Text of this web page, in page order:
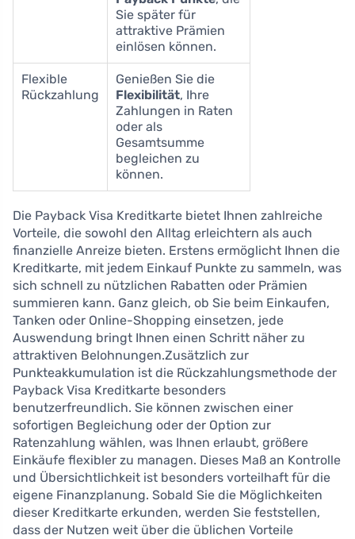
Sie später für
attraktive Prämien
einlösen können.
Flexible
Rückzahlung
Genießen Sie die
Flexibilität, Ihre
Zahlungen in Raten
oder als
Gesamtsumme
begleichen zu
können.
Die Payback Visa Kreditkarte bietet Ihnen zahlreiche
Vorteile, die sowohl den Alltag erleichtern als auch
finanzielle Anreize bieten. Erstens ermöglicht Ihnen die
Kreditkarte, mit jedem Einkauf Punkte zu sammeln, was
sich schnell zu nützlichen Rabatten oder Prämien
summieren kann. Ganz gleich, ob Sie beim Einkaufen,
Tanken oder Online-Shopping einsetzen, jede
Auswendung bringt Ihnen einen Schritt näher zu
attraktiven Belohnungen.Zusätzlich zur
Punkteakkumulation ist die Rückzahlungsmethode der
Payback Visa Kreditkarte besonders
benutzerfreundlich. Sie können zwischen einer
sofortigen Begleichung oder der Option zur
Ratenzahlung wählen, was Ihnen erlaubt, größere
Einkäufe flexibler zu managen. Dieses Maß an Kontrolle
und Übersichtlichkeit ist besonders vorteilhaft für die
eigene Finanzplanung. Sobald Sie die Möglichkeiten
dieser Kreditkarte erkunden, werden Sie feststellen,
dass der Nutzen weit über die üblichen Vorteile